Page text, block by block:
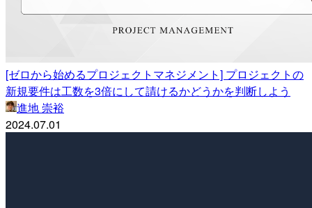
[ゼロから始めるプロジェクトマネジメント] プロジェクトの
新規要件は工数を3倍にして請けるかどうかを判断しよう
進地 崇裕
2024.07.01